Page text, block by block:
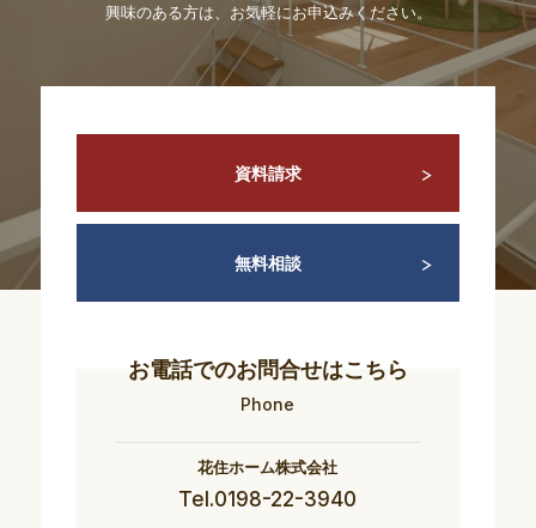
興味のある方は、お気軽にお申込みください。
資料請求
無料相談
お電話でのお問合せはこちら
Phone
花住ホーム株式会社
Tel.0198-22-3940